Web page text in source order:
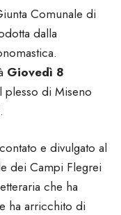
Comunale di
dalla
Giovedì 8
plesso di Miseno
e divulgato al
dei Campi Flegrei
che ha
ha arricchito di